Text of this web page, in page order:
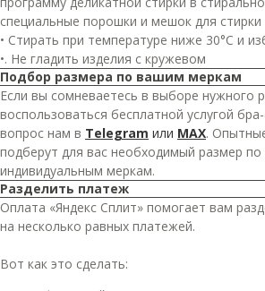
специальные порошки и мешок для стирки
• Стирать при температуре ниже 30°C и
•. Не гладить изделия с кружевом
Подбор размера по вашим меркам
Если вы сомневаетесь в выборе нужного
воспользоваться бесплатной услугой
вопрос нам в Telegram или MAX.
подберут для вас необходимый размер
индивидуальным меркам.
Разделить платеж
Оплата «Яндекс Сплит» помогает вам
на несколько равных платежей.
Вот как это сделать: